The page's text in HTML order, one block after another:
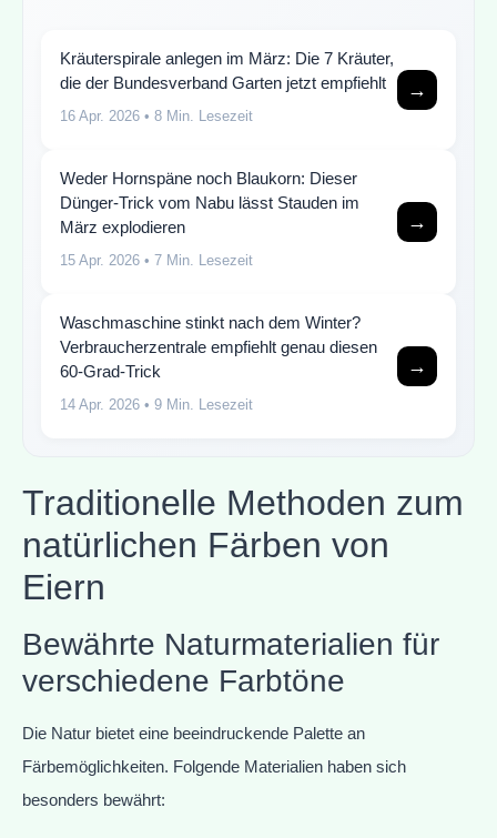
Kräuterspirale anlegen im März: Die 7 Kräuter,
die der Bundesverband Garten jetzt empfiehlt
16 Apr. 2026 • 8 Min. Lesezeit
→
Weder Hornspäne noch Blaukorn: Dieser
Dünger-Trick vom Nabu lässt Stauden im
März explodieren
15 Apr. 2026 • 7 Min. Lesezeit
→
Waschmaschine stinkt nach dem Winter?
Verbraucherzentrale empfiehlt genau diesen
60-Grad-Trick
14 Apr. 2026 • 9 Min. Lesezeit
→
Traditionelle Methoden zum
natürlichen Färben von
Eiern
Bewährte Naturmaterialien für
verschiedene Farbtöne
Die Natur bietet eine beeindruckende Palette an
Färbemöglichkeiten. Folgende Materialien haben sich
besonders bewährt: